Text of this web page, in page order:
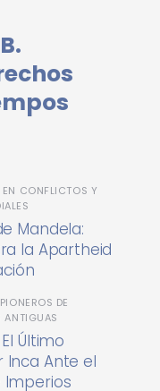
CONFLICTOS Y
Mandela:
la Apartheid
DE
ANTIGUAS
Último
Inca Ante el
Imperios